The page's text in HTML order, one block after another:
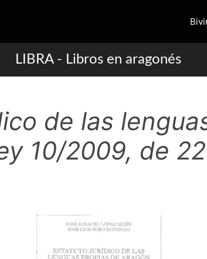
LIBRA - Libros en aragonés
de las
10/2009, de